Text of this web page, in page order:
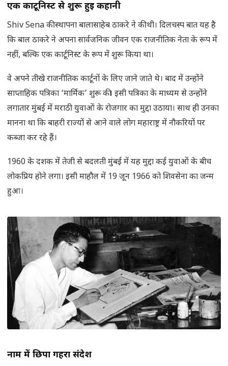
एक कार्टूनिस्ट से शुरू हुई कहानी
Shiv Sena की स्थापना बालासाहेब ठाकरे ने की थी। दिलचस्प बात यह है
कि बाल ठाकरे ने अपना सार्वजनिक जीवन एक राजनीतिक नेता के रूप में
नहीं, बल्कि एक कार्टूनिस्ट के रूप में शुरू किया था।
वे अपने तीखे राजनीतिक कार्टूनों के लिए जाने जाते थे। बाद में उन्होंने
साप्ताहिक पत्रिका ‘मार्मिक’ शुरू की। इसी पत्रिका के माध्यम से उन्होंने
लगातार मुंबई में मराठी युवाओं के रोजगार का मुद्दा उठाया। साथ ही उनका
मानना था कि बाहरी राज्यों से आने वाले लोग महाराष्ट्र में नौकरियों पर
कब्जा कर रहे हैं।
1960 के दशक में तेजी से बदलती मुंबई में यह मुद्दा कई युवाओं के बीच
लोकप्रिय होने लगा। इसी माहौल में 19 जून 1966 को शिवसेना का जन्म
हुआ।
नाम में छिपा गहरा संदेश